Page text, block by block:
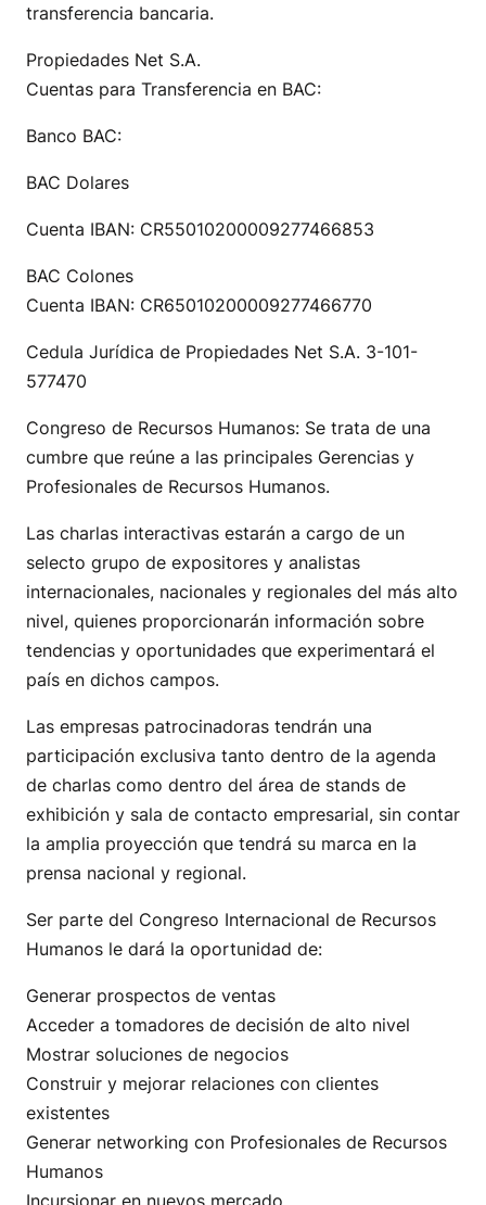
transferencia bancaria.
Propiedades Net S.A.
Cuentas para Transferencia en BAC:
Banco BAC:
BAC Dolares
Cuenta IBAN: CR55010200009277466853
BAC Colones
Cuenta IBAN: CR65010200009277466770
Cedula Jurídica de Propiedades Net S.A. 3-101-
577470
Congreso de Recursos Humanos: Se trata de una
cumbre que reúne a las principales Gerencias y
Profesionales de Recursos Humanos.
Las charlas interactivas estarán a cargo de un
selecto grupo de expositores y analistas
internacionales, nacionales y regionales del más alto
nivel, quienes proporcionarán información sobre
tendencias y oportunidades que experimentará el
país en dichos campos.
Las empresas patrocinadoras tendrán una
participación exclusiva tanto dentro de la agenda
de charlas como dentro del área de stands de
exhibición y sala de contacto empresarial, sin contar
la amplia proyección que tendrá su marca en la
prensa nacional y regional.
Ser parte del Congreso Internacional de Recursos
Humanos le dará la oportunidad de:
Generar prospectos de ventas
Acceder a tomadores de decisión de alto nivel
Mostrar soluciones de negocios
Construir y mejorar relaciones con clientes
existentes
Generar networking con Profesionales de Recursos
Humanos